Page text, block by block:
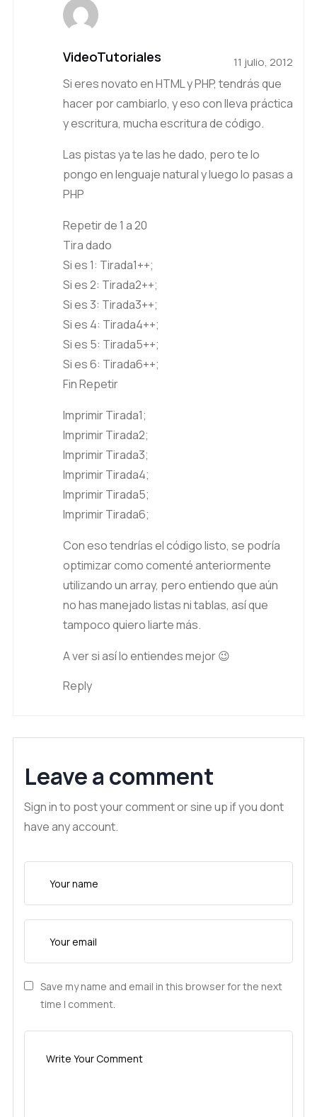
VideoTutoriales 11 julio, 2012
Si eres novato en HTML y PHP, tendrás que
hacer por cambiarlo, y eso con lleva práctica
y escritura, mucha escritura de código.
Las pistas ya te las he dado, pero te lo
pongo en lenguaje natural y luego lo pasas a
PHP
Repetir de 1 a 20
Tira dado
Si es 1: Tirada1++;
Si es 2: Tirada2++;
Si es 3: Tirada3++;
Si es 4: Tirada4++;
Si es 5: Tirada5++;
Si es 6: Tirada6++;
Fin Repetir
Imprimir Tirada1;
Imprimir Tirada2;
Imprimir Tirada3;
Imprimir Tirada4;
Imprimir Tirada5;
Imprimir Tirada6;
Con eso tendrías el código listo, se podría
optimizar como comenté anteriormente
utilizando un array, pero entiendo que aún
no has manejado listas ni tablas, así que
tampoco quiero liarte más.
A ver si así lo entiendes mejor 😉
Reply
Leave a comment
Sign in to post your comment or sine up if you dont
have any account.
Save my name and email in this browser for the next
time I comment.